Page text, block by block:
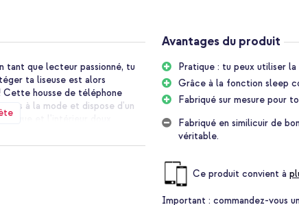
tant que lecteur passionné, tu
ta liseuse est alors
Cette housse de téléphone
à la mode et dispose d'un
et l'intérieur doux
pratique, la coque peut
Avantages du produit
Pratique : tu peux utiliser
Grâce à la fonction sleep
Fabriqué sur mesure pour
Fabriqué en similicuir de
véritable.
Ce produit convient à
Important : commandez-vous